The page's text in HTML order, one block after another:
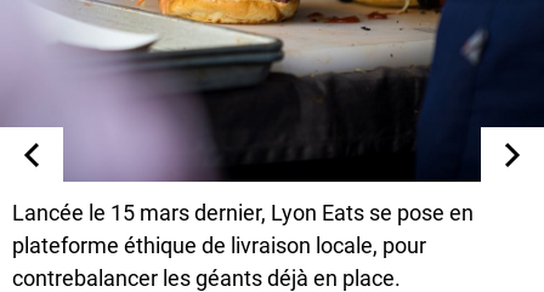
Lancée le 15 mars dernier, Lyon Eats se pose en
plateforme éthique de livraison locale, pour
contrebalancer les géants déjà en place.